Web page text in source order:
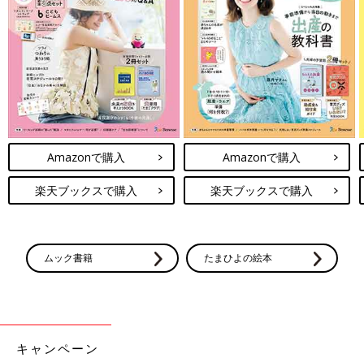
Amazonで購入
楽天ブックスで購入
Amazonで購入
楽天ブックスで購入
ムック書籍 たまひよの絵本
キャンペーン